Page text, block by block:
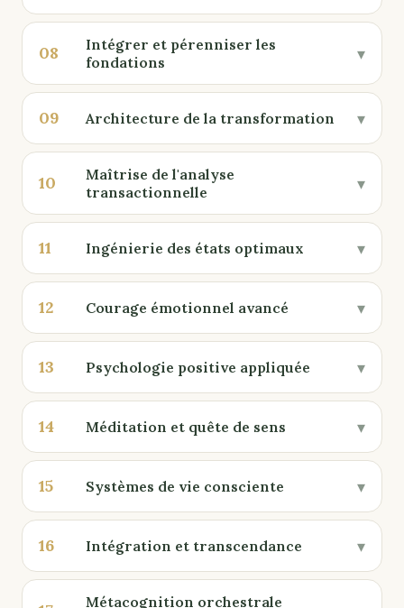
08
Intégrer et pérenniser les
fondations
▾
09 Architecture de la transformation ▾
10
Maîtrise de l'analyse
transactionnelle
▾
11 Ingénierie des états optimaux ▾
12 Courage émotionnel avancé ▾
13 Psychologie positive appliquée ▾
14 Méditation et quête de sens ▾
15 Systèmes de vie consciente ▾
16 Intégration et transcendance ▾
Métacognition orchestrale